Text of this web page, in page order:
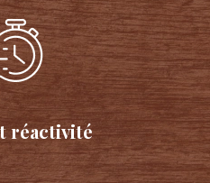
réactivité